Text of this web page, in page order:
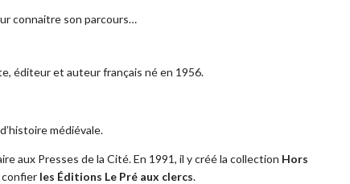
connaitre son parcours…
éditeur et auteur français né en 1956.
médiévale.
aux Presses de la Cité. En 1991, il y créé la collection Hors
confier les Éditions Le Pré aux clercs.